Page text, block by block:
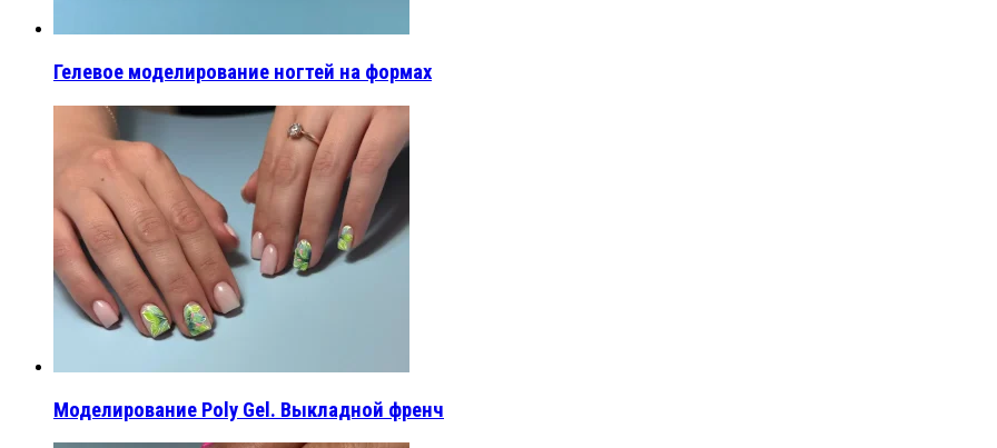
Гелевое моделирование ногтей на формах
Моделирование Poly Gel. Выкладной френч